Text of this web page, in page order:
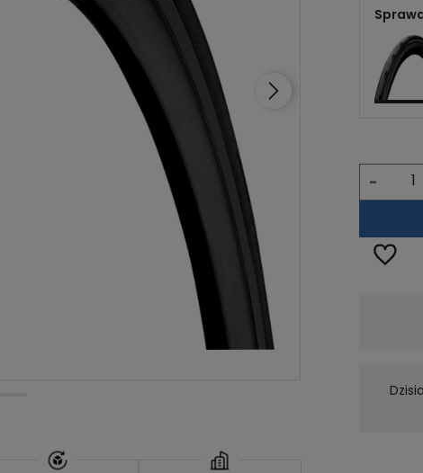
-
24 godziny